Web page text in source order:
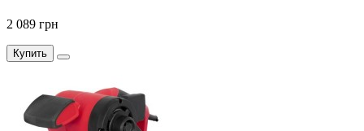
2 089 грн
Купить